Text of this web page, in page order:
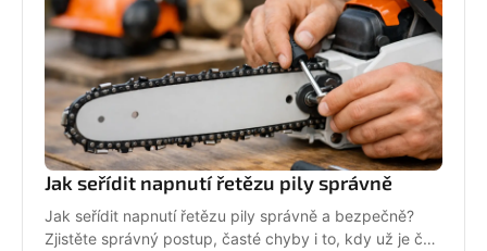
Jak seřídit napnutí řetězu pily správně
Jak seřídit napnutí řetězu pily správně a bezpečně?
Zjistěte správný postup, časté chyby i to, kdy už je čas